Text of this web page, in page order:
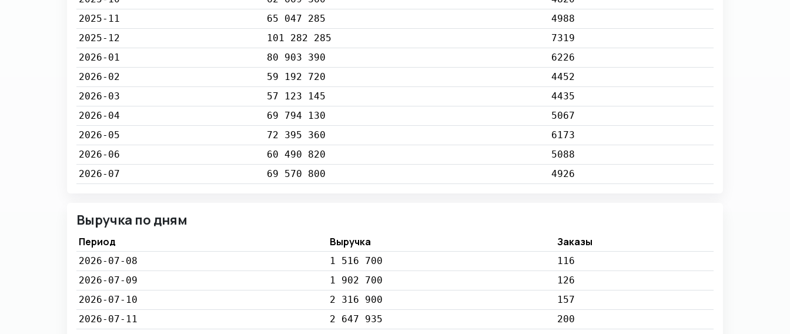
2025-11
65 047 285
4988
2025-12
101 282 285
7319
2026-01
80 903 390
6226
2026-02
59 192 720
4452
2026-03
57 123 145
4435
2026-04
69 794 130
5067
2026-05
72 395 360
6173
2026-06
60 490 820
5088
2026-07
69 570 800 4926
Выручка по дням
Период Выручка Заказы
2026-07-08 1 516 700
116
2026-07-09
1 902 700
126
2026-07-10
2 316 900
157
2026-07-11
2 647 935
200